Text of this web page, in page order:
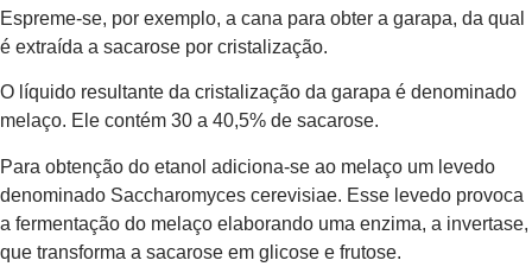
Espreme-se, por exemplo, a cana para obter a garapa, da qual
é extraída a sacarose por cristalização.
O líquido resultante da cristalização da garapa é denominado
melaço. Ele contém 30 a 40,5% de sacarose.
Para obtenção do etanol adiciona-se ao melaço um levedo
denominado Saccharomyces cerevisiae. Esse levedo provoca
a fermentação do melaço elaborando uma enzima, a invertase,
que transforma a sacarose em glicose e frutose.